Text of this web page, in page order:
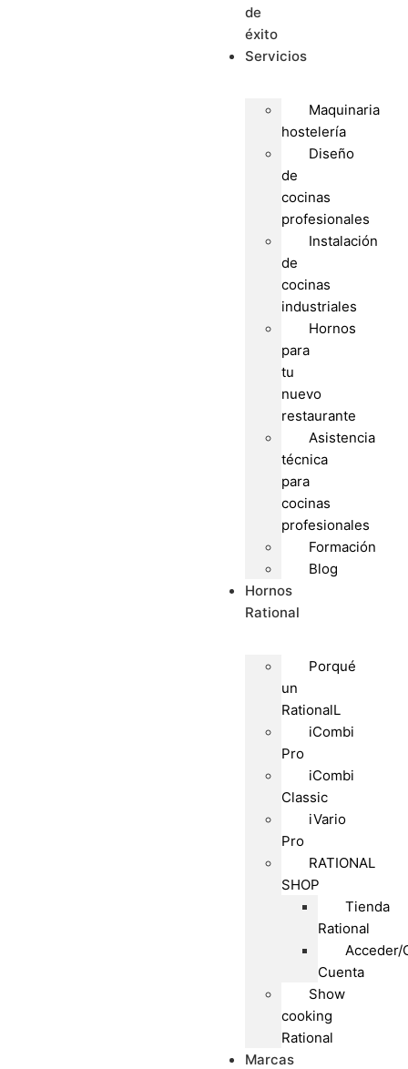
de
éxito
Servicios
Maquinaria
hostelería
Diseño
de
cocinas
profesionales
Instalación
de
cocinas
industriales
Hornos
para
tu
nuevo
restaurante
Asistencia
técnica
para
cocinas
profesionales
Formación
Blog
Hornos
Rational
Porqué
un
RationalL
iCombi
Pro
iCombi
Classic
iVario
Pro
RATIONAL
SHOP
Tienda
Rational
Acceder/
Cuenta
Show
cooking
Rational
Marcas